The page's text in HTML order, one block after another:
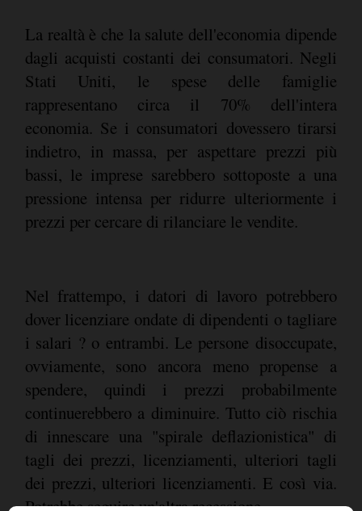
La realtà è che la salute dell'economia dipende
dagli acquisti costanti dei consumatori. Negli
Stati Uniti, le spese delle famiglie
rappresentano circa il 70% dell'intera
economia. Se i consumatori dovessero tirarsi
indietro, in massa, per aspettare prezzi più
bassi, le imprese sarebbero sottoposte a una
pressione intensa per ridurre ulteriormente i
prezzi per cercare di rilanciare le vendite.
Nel frattempo, i datori di lavoro potrebbero
dover licenziare ondate di dipendenti o tagliare
i salari ? o entrambi. Le persone disoccupate,
ovviamente, sono ancora meno propense a
spendere, quindi i prezzi probabilmente
continuerebbero a diminuire. Tutto ciò rischia
di innescare una "spirale deflazionistica" di
tagli dei prezzi, licenziamenti, ulteriori tagli
dei prezzi, ulteriori licenziamenti. E così via.
Potrebbe seguire un'altra recessione.